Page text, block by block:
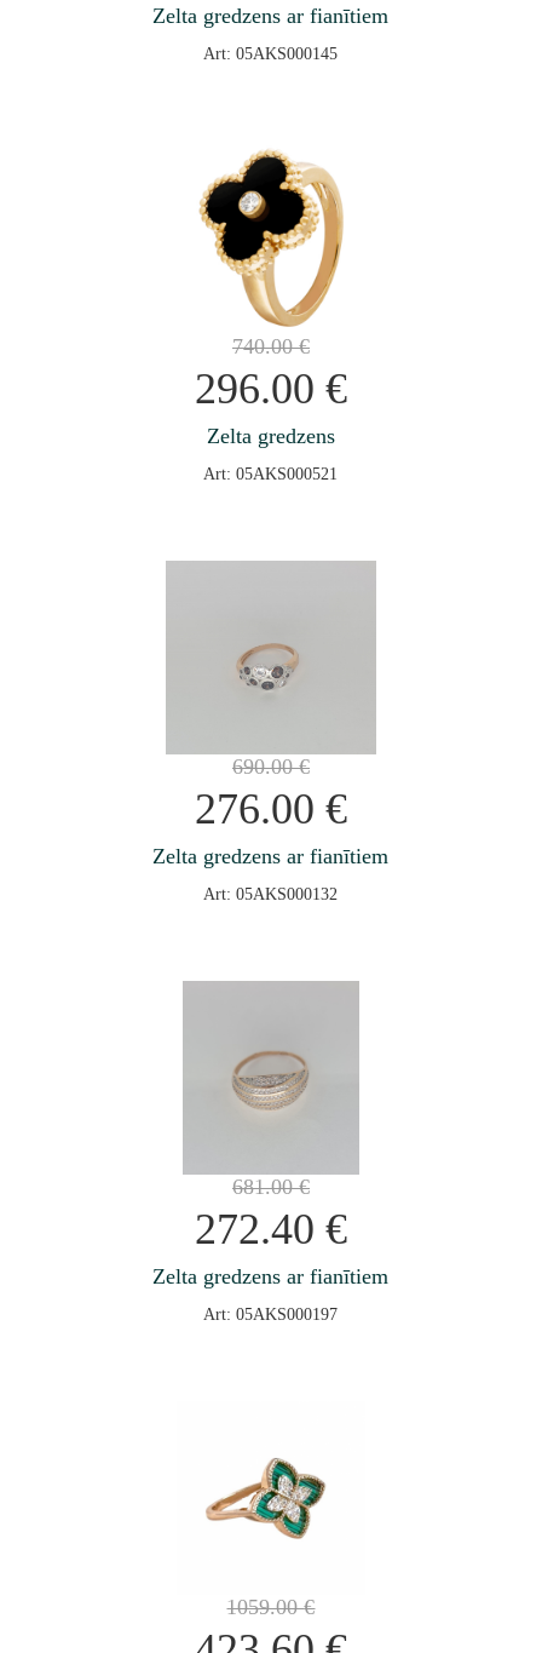
Zelta gredzens ar fianītiem
Art: 05AKS000145
740.00€
296.00 €
Zelta gredzens
Art: 05AKS000521
690.00€
276.00 €
Zelta gredzens ar fianītiem
Art: 05AKS000132
681.00€
272.40 €
Zelta gredzens ar fianītiem
Art: 05AKS000197
1059.00€